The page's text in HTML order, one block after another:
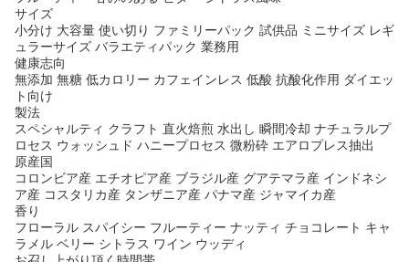
サイズ
小分け 大容量 使い切り ファミリーパック 試供品 ミニサイズ レギ
ュラーサイズ バラエティパック 業務用
健康志向
無添加 無糖 低カロリー カフェインレス 低酸 抗酸化作用 ダイエッ
ト向け
製法
スペシャルティ クラフト 直火焙煎 水出し 瞬間冷却 ナチュラルプ
ロセス ウォッシュド ハニープロセス 微粉砕 エアロプレス抽出
原産国
コロンビア産 エチオピア産 ブラジル産 グアテマラ産 インドネシ
ア産 コスタリカ産 タンザニア産 パナマ産 ジャマイカ産
香り
フローラル スパイシー フルーティー ナッティ チョコレート キャ
ラメル ベリー シトラス ワイン ウッディ